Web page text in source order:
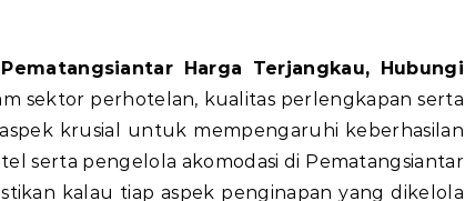
sektor perhotelan, kualitas perlengkapan serta
krusial untuk mempengaruhi keberhasilan
serta pengelola akomodasi di Pematangsiantar
kalau tiap aspek penginapan yang dikelola